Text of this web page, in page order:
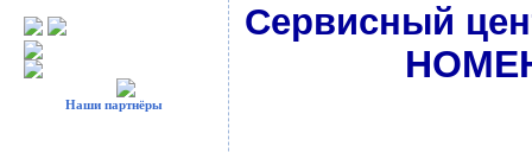
Наши партнёры
Сервисный